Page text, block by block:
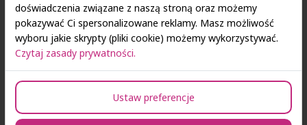
indywidualna specjalistyczna praktyka lekarska w miejscu
wezwania, Łódź (obecnie);
lekarz, Poradnia neonatologiczna, Tomaszowskie Centrum
Zdrowia (obecnie);
Centrum Zdrowia (obecnie);
Pełnomocnik Zarządu Szpitala ds. medycznych,
Tomaszowskie Centrum Zdrowia (obecnie);
doświadczenia związane z naszą stroną oraz możemy
pokazywać Ci spersonalizowane reklamy. Masz możliwość
wyboru jakie skrypty (pliki cookie) możemy wykorzystywać.
Czytaj zasady prywatności.
Ustaw preferencje